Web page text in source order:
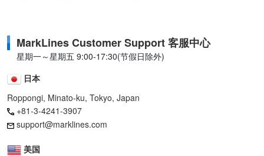
MarkLines Customer Support 客服中心
星期一～星期五 9:00-17:30(节假日除外)
日本
Roppongi, Minato-ku, Tokyo, Japan
+81-3-4241-3907
support@marklines.com
美国